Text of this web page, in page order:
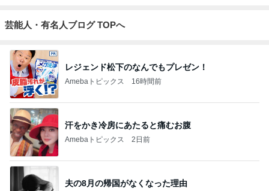
芸能人・有名人ブログ TOPへ
レジェンド松下のなんでもプレゼン！
Amebaトピックス 16時間前
汗をかき冷房にあたると痛むお腹
Amebaトピックス 2日前
夫の8月の帰国がなくなった理由